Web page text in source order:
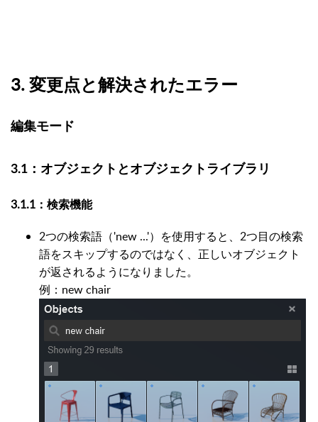
3. 変更点と解決されたエラー
編集モード
3.1：オブジェクトとオブジェクトライブラリ
3.1.1：検索機能
2つの検索語（'new ...'）を使用すると、2つ目の検索
語をスキップするのではなく、正しいオブジェクト
が返されるようになりました。
例：new chair